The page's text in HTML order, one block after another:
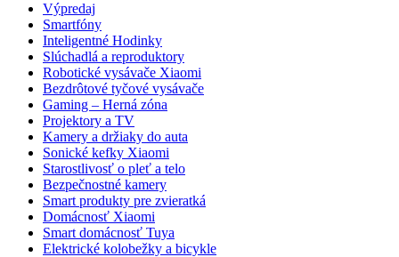
Výpredaj
Smartfóny
Inteligentné Hodinky
Slúchadlá a reproduktory
Robotické vysávače Xiaomi
Bezdrôtové tyčové vysávače
Gaming – Herná zóna
Projektory a TV
Kamery a držiaky do auta
Sonické kefky Xiaomi
Starostlivosť o pleť a telo
Bezpečnostné kamery
Smart produkty pre zvieratká
Domácnosť Xiaomi
Smart domácnosť Tuya
Elektrické kolobežky a bicykle